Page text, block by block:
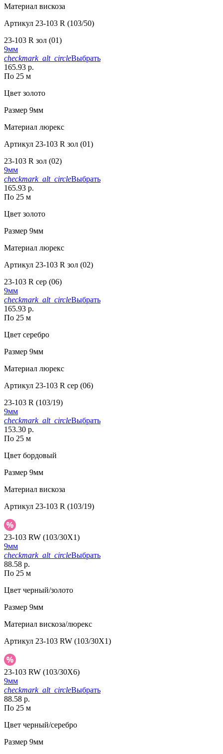
Материал вискоза
Артикул 23-103 R (103/50)
23-103 R зол (01)
9мм
checkmark_alt_circleВыбрать
165.93 р.
По 25 м
Цвет золото
Размер 9мм
Материал люрекс
Артикул 23-103 R зол (01)
23-103 R зол (02)
9мм
checkmark_alt_circleВыбрать
165.93 р.
По 25 м
Цвет золото
Размер 9мм
Материал люрекс
Артикул 23-103 R зол (02)
23-103 R сер (06)
9мм
checkmark_alt_circleВыбрать
165.93 р.
По 25 м
Цвет серебро
Размер 9мм
Материал люрекс
Артикул 23-103 R сер (06)
23-103 R (103/19)
9мм
checkmark_alt_circleВыбрать
153.30 р.
По 25 м
Цвет бордовый
Размер 9мм
Материал вискоза
Артикул 23-103 R (103/19)
23-103 RW (103/30X1)
9мм
checkmark_alt_circleВыбрать
88.58 р.
По 25 м
Цвет черный/золото
Размер 9мм
Материал вискоза/люрекс
Артикул 23-103 RW (103/30X1)
23-103 RW (103/30X6)
9мм
checkmark_alt_circleВыбрать
88.58 р.
По 25 м
Цвет черный/серебро
Размер 9мм